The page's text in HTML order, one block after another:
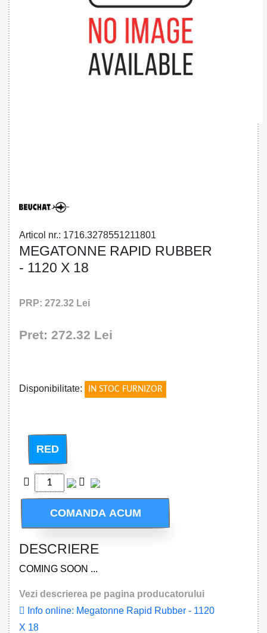
Articol nr.: 1716.3278551211801
MEGATONNE RAPID RUBBER
- 1120 X 18
PRP: 272.32 Lei
Pret: 272.32 Lei
Disponibilitate: IN STOC FURNIZOR
RED
COMANDA ACUM
DESCRIERE
COMING SOON ...
Vezi descrierea pe pagina producatorului
Info online: Megatonne Rapid Rubber - 1120
X 18